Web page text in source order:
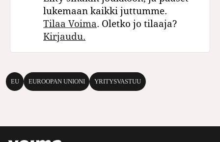
lukemaan kaikki juttumme.
Tilaa Voima. Oletko jo tilaaja?
Kirjaudu.
EU EUROOPAN UNIONI YRITYSVASTUU